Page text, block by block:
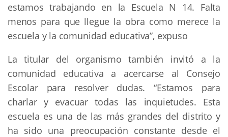
estamos trabajando en la Escuela N 14. Falta
menos para que llegue la obra como merece la
escuela y la comunidad educativa”, expuso
La titular del organismo también invitó a la
comunidad educativa a acercarse al Consejo
Escolar para resolver dudas. “Estamos para
charlar y evacuar todas las inquietudes. Esta
escuela es una de las más grandes del distrito y
ha sido una preocupación constante desde el